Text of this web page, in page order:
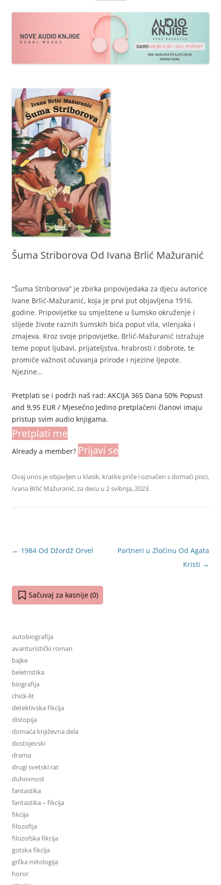
sadržaja
Šuma Striborova Od Ivana Brlić Mažuranić
“Šuma Striborova” je zbirka pripovijedaka za djecu autorice
Ivane Brlić-Mažuranić, koja je prvi put objavljena 1916.
godine. Pripovijetke su smještene u šumsko okruženje i
slijede živote raznih šumskih bića poput vila, vilenjaka i
zmajeva. Kroz svoje pripovijetke, Brlić-Mažuranić istražuje
teme poput ljubavi, prijateljstva, hrabrosti i dobrote, te
promiče važnost očuvanja prirode i njezine ljepote.
Njezine…
Pretplati se i podrži naš rad: AKCIJA 365 Dana 50% Popust
and 9,95 EUR / Mjesečno Jedino pretplaćeni članovi imaju
pristup svim audio knjigama.
Pretplati me
Already a member? Prijavi se
Ovaj unos je objavljen u klasik, kratke priče i označen sdomaći pisci,
Ivana Brlić Mažuranić,za decu u 2 svibnja, 2023.
Navigacija
objava
← 1984 Od Džordž Orvel
Partneri u Zločinu Od Agata
Kristi →
Sačuvaj za kasnije (0)
autobiografija
avanturistički roman
bajke
beletristika
biografija
chick-lit
detektivska fikcija
distopija
domaća književna dela
dostojevski
drama
drugi svetski rat
duhovnost
fantastika
fantastika – fikcija
fikcija
filozofija
filozofska fikcija
gotska fikcija
grčka mitologija
horor